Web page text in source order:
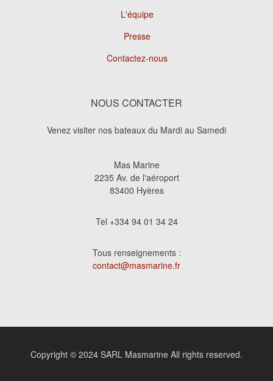
L'équipe
Presse
Contactez-nous
NOUS CONTACTER
Venez visiter nos bateaux du Mardi au Samedi
Mas Marine
2235 Av. de l'aéroport
83400 Hyères
Tel +334 94 01 34 24
Tous renseignements :
contact@masmarine.fr
Copyright © 2024 SARL Masmarine All rights reserved.